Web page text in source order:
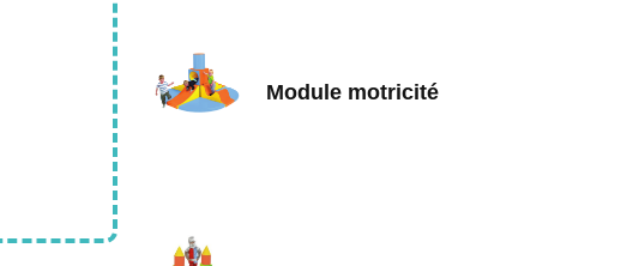
Module motricité